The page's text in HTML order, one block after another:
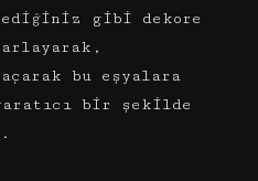
gibi dekore
bu eşyalara
bir şekilde